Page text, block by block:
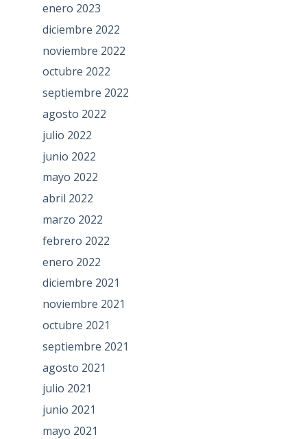
enero 2023
diciembre 2022
noviembre 2022
octubre 2022
septiembre 2022
agosto 2022
julio 2022
junio 2022
mayo 2022
abril 2022
marzo 2022
febrero 2022
enero 2022
diciembre 2021
noviembre 2021
octubre 2021
septiembre 2021
agosto 2021
julio 2021
junio 2021
mayo 2021